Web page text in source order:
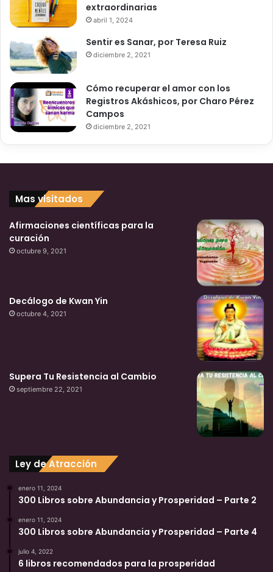
extraordinarias
abril 1, 2024
Sentir es Sanar, por Teresa Ruiz
diciembre 2, 2021
Cómo recuperar el amor con los
Registros Akáshicos, por Charo Pérez
Campos
diciembre 2, 2021
Mas visitados
Afirmaciones científicas para la
curación
octubre 9, 2021
Decálogo de Kwan Yin
octubre 4, 2021
Supera Tu Resistencia al Cambio
septiembre 22, 2021
Ley de Atracción
enero 11, 2024
300 Libros sobre Abundancia y Prosperidad – Parte 2
enero 11, 2024
300 Libros sobre Abundancia y Prosperidad – Parte 4
julio 4, 2022
6 libros recomendados para la prosperidad